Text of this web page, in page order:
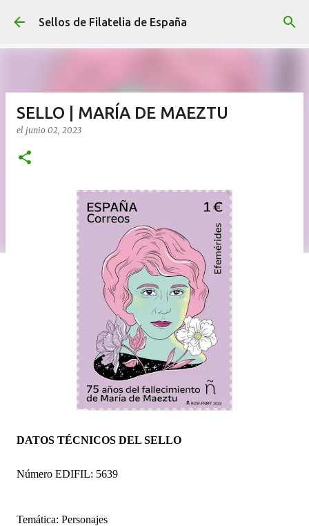
Ir al contenido principal
Sellos de Filatelia de España
SELLO | MARÍA DE MAEZTU
el junio 02, 2023
DATOS TÉCNICOS DEL SELLO
Número EDIFIL: 5639
Temática: Personajes